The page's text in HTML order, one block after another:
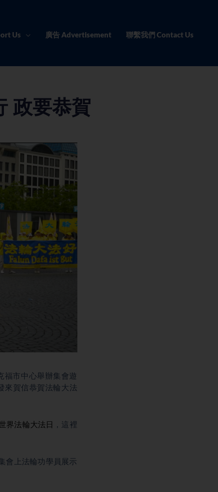
Us 廣告 Advertisement 聯繫我們 Contact Us
政要恭賀
福市中心舉辦集會遊
來賀信恭賀法輪大法
界法輪大法日
，這裡
會上法輪功學員展示